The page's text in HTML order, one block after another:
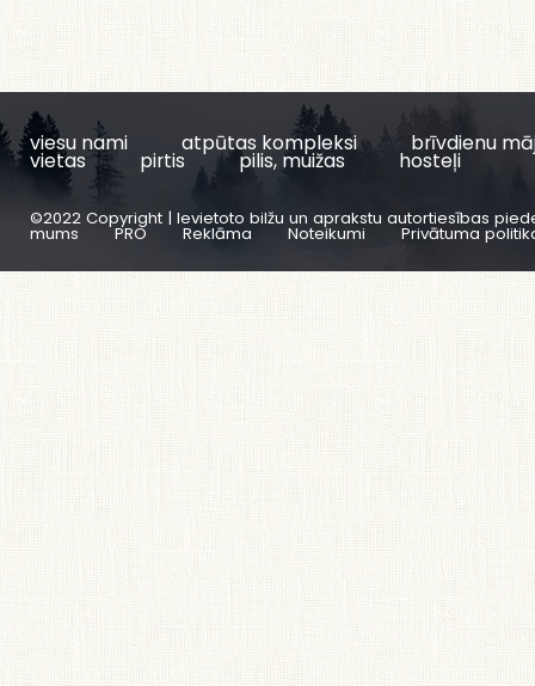
viesu nami atpūtas kompleksi brīvdienu
vietas pirtis pilis, muižas hosteļi
©2022 Copyright | Ievietoto bilžu un aprakstu autortiesības
mums PRO Reklāma Noteikumi Privātuma